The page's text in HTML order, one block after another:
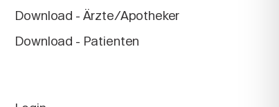
Download - Ärzte/Apotheker
Download - Patienten